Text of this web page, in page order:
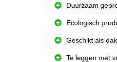
Duurzaam
Ecologisch
Geschikt als
Te leggen met